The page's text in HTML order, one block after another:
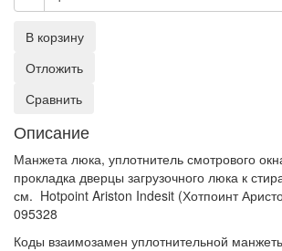
В корзину
Отложить
Сравнить
Описание
Манжета люка, уплотнитель смотрового
прокладка дверцы загрузочного люка к
см. Hotpoint Ariston Indesit (Хотпоинт
095328
Коды взаимозамен уплотнительной